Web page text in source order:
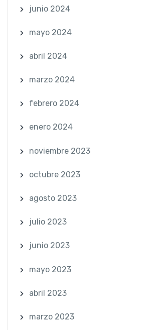
junio 2024
mayo 2024
abril 2024
marzo 2024
febrero 2024
enero 2024
noviembre 2023
octubre 2023
agosto 2023
julio 2023
junio 2023
mayo 2023
abril 2023
marzo 2023